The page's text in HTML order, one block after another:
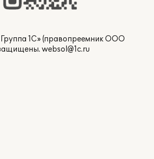
1С» (правопреемник ООО
websol@1c.ru